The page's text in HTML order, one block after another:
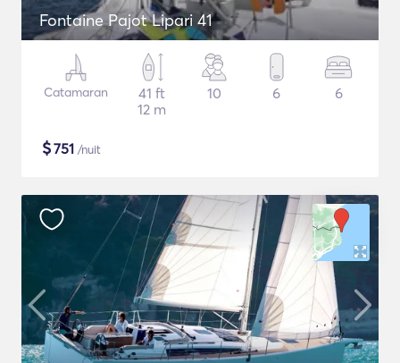
Fontaine Pajot Lipari 41
Catamaran
41 ft
12 m
10 6 6
$751 /nuit